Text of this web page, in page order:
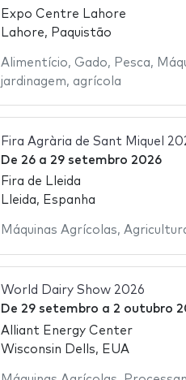
Expo Centre Lahore
Lahore, Paquistão
Alimentício, Gado, Pesca,
jardinagem, agrícola
Fira Agrària de Sant Miquel
De 26a 29 setembro 2026
Fira de Lleida
Lleida, Espanha
Máquinas Agrícolas,
World Dairy Show 2026
De 29 setembro a 2 outubro
Alliant Energy Center
Wisconsin Dells, EUA